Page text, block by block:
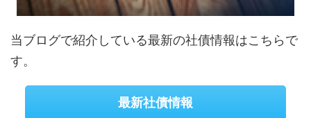
当ブログで紹介している最新の社債情報はこちらで
す。
最新社債情報